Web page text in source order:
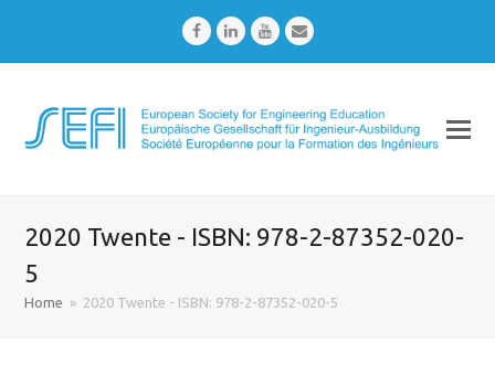
FacebookLinkedInYoutubeEmail
2020 Twente - ISBN: 978-2-87352-020-
5
Home » 2020 Twente - ISBN: 978-2-87352-020-5